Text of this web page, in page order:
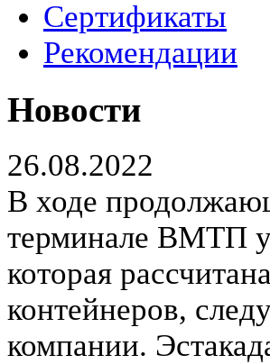
Сертификаты
Рекомендации
Новости
26.08.2022
В ходе
терминале ВМТП
которая
контейнеров,
компании.